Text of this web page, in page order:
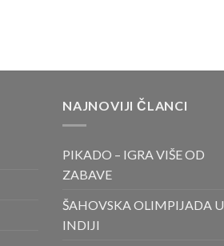
NAJNOVIJI ČLANCI
PIKADO – IGRA VIŠE OD
ZABAVE
ŠAHOVSKA OLIMPIJADA U
INDIJI